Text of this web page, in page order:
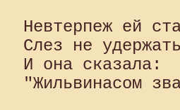
Невтерпеж ей
Слез не
И она сказала: